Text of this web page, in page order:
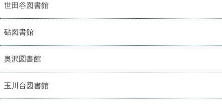
世田谷図書館
砧図書館
奥沢図書館
玉川台図書館